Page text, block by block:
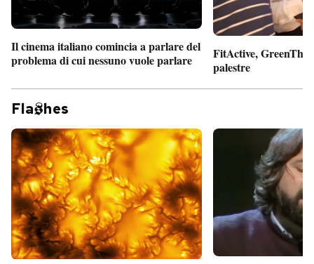
Il cinema italiano comincia a parlare del
problema di cui nessuno vuole parlare
FitActive,
palestre
Fla hes